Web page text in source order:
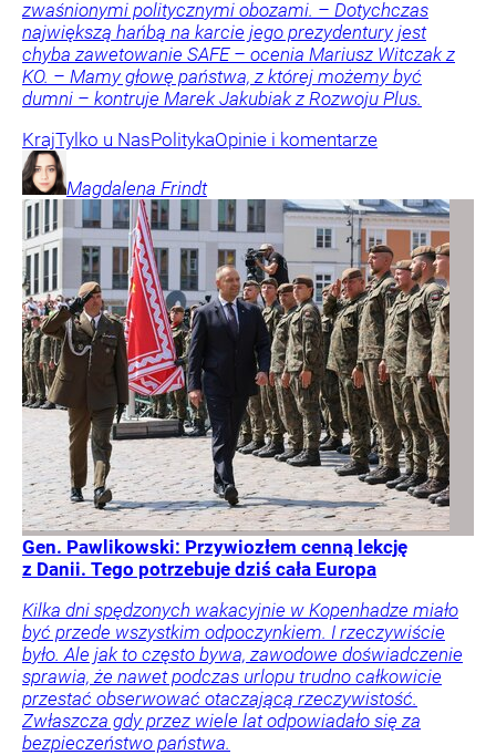
zwaśnionymi politycznymi obozami. – Dotychczas
największą hańbą na karcie jego prezydentury jest
chyba zawetowanie SAFE – ocenia Mariusz Witczak z
KO. – Mamy głowę państwa, z której możemy być
dumni – kontruje Marek Jakubiak z Rozwoju Plus.
KrajTylko u NasPolitykaOpinie i komentarze
Magdalena Frindt
Gen. Pawlikowski: Przywiozłem cenną lekcję
z Danii. Tego potrzebuje dziś cała Europa
Kilka dni spędzonych wakacyjnie w Kopenhadze miało
być przede wszystkim odpoczynkiem. I rzeczywiście
było. Ale jak to często bywa, zawodowe doświadczenie
sprawia, że nawet podczas urlopu trudno całkowicie
przestać obserwować otaczającą rzeczywistość.
Zwłaszcza gdy przez wiele lat odpowiadało się za
bezpieczeństwo państwa.